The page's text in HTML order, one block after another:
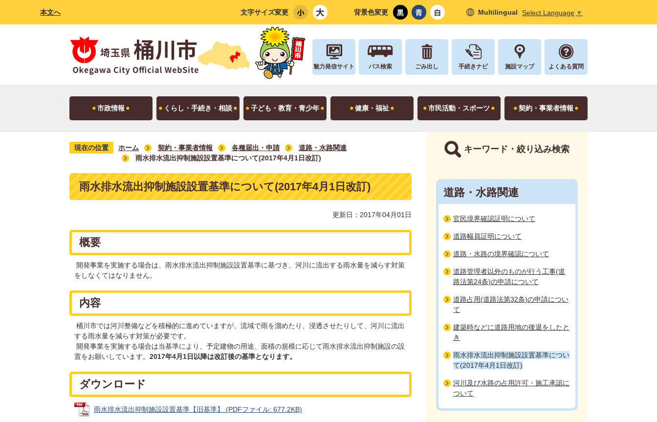
本文へ 文字サイズ変更 背景色変更 Multilingual Select Language ▼
魅力発信サイト バス検索 ごみ出し 手続きナビ 施設マップ よくある質問
市政情報 くらし・手続き・相談 子ども・教育・青少年 健康・福祉 市民活動・スポーツ 契約・事業者情報
現在の位置 ホーム 契約・事業者情報 各種届出・申請
道路・水路関連
雨水排水流出抑制施設設置基準について(2017年4月1日改訂)
雨水排水流出抑制施設設置基準について(2017年4月1日改訂)
更新日：2017年04月01日
概要
開発事業を実施する場合は、雨水排水流出抑制施設設置基準に基づき、河川に流出する雨水量を減らす対策
をしなくてはなりません。
内容
桶川市では河川整備などを積極的に進めていますが、流域で雨を溜めたり、浸透させたりして、河川に流出
する雨水量を減らす対策が必要です。
開発事業を実施する場合は当基準により、予定建物の用途、面積の規模に応じて雨水排水流出抑制施設の設
置をお願いしています。 2017年4月1日以降は改訂後の基準となります。
ダウンロード
雨水排水流出抑制施設設置基準【旧基準】 (PDFファイル: 677.2KB)
キーワード・絞り込み検索
道路・水路関連
官民境界確認証明について
道路幅員証明について
道路・水路の境界確認について
道路管理者以外のものが行う工事(道
路法第24条)の申請について
道路占用(道路法第32条)の申請につい
て
建築時などに道路用地の後退をしたと
き
雨水排水流出抑制施設設置基準につい
て(2017年4月1日改訂)
河川及び水路の占用許可・施工承認に
ついて